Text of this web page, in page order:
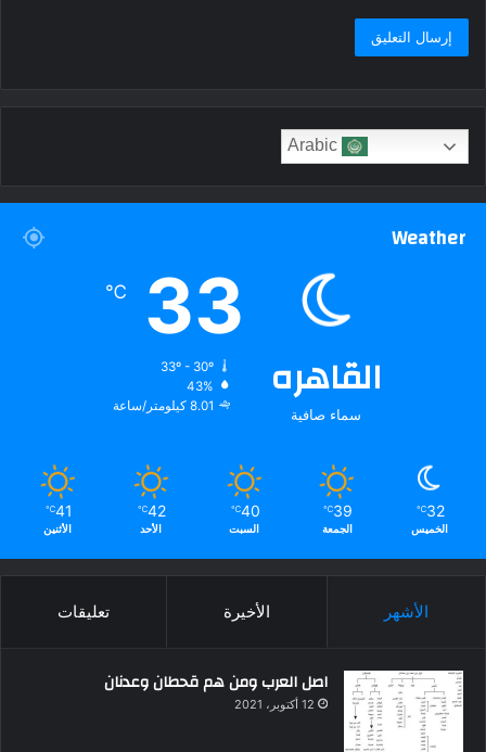
Weather
القاهره
سماء صافية
33
℃
33º - 30º
43%
8.01 كيلومتر/ساعة
32
℃
الخميس
39
℃
الجمعة
40
℃
السبت
42
℃
الأحد
41
℃
الأثنين
الأشهر الأخيرة تعليقات
اصل العرب ومن هم قحطان وعدنان
12 أكتوبر، 2021